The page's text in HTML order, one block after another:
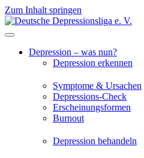
Zum Inhalt springen
Depression – was nun?
Depression erkennen
Symptome & Ursachen
Depressions-Check
Erscheinungsformen
Burnout
Depression behandeln